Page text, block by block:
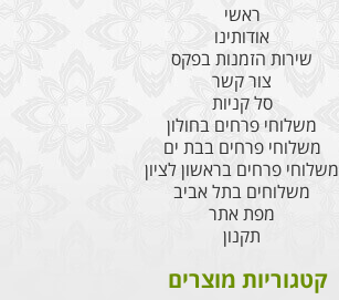
ראשי
אודותינו
שירות הזמנות בפקס
צור קשר
סל קניות
משלוחי פרחים בחולון
משלוחי פרחים בבת ים
משלוחי פרחים בראשון לציון
משלוחים בתל אביב
מפת אתר
תקנון
קטגוריות מוצרים